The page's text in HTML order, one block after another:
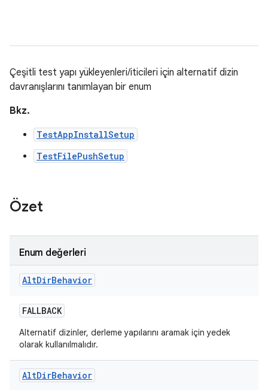
Çeşitli test yapı yükleyenleri/iticileri için alternatif dizin
davranışlarını tanımlayan bir enum
Bkz.
TestAppInstallSetup
TestFilePushSetup
Özet
Enum değerleri
AltDirBehavior
FALLBACK
Alternatif dizinler, derleme yapılarını aramak için yedek
olarak kullanılmalıdır.
AltDirBehavior